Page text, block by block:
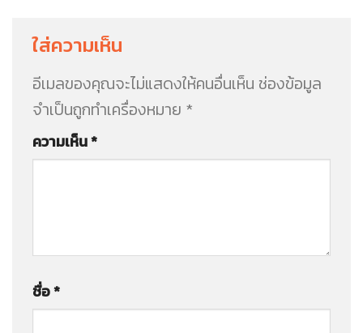
ใส่ความเห็น
อีเมลของคุณจะไม่แสดงให้คนอื่นเห็น ช่องข้อมูล
จำเป็นถูกทำเครื่องหมาย *
ความเห็น*
ชื่อ*